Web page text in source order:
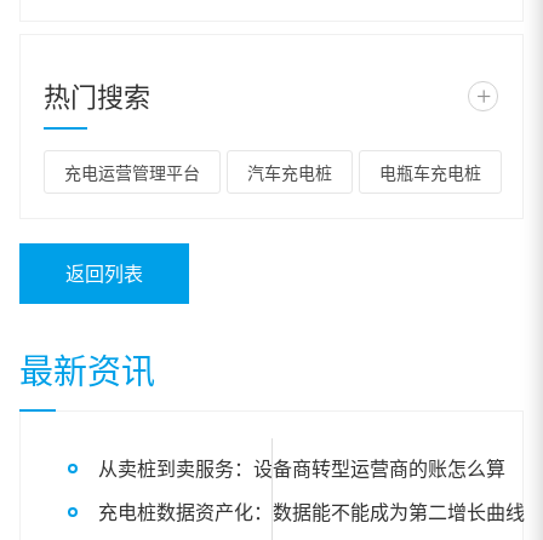
热门搜索 +
充电运营管理平台 汽车充电桩 电瓶车充电桩
返回列表
最新资讯
从卖桩到卖服务：设备商转型运营商的账怎么算
充电桩数据资产化：数据能不能成为第二增长曲线